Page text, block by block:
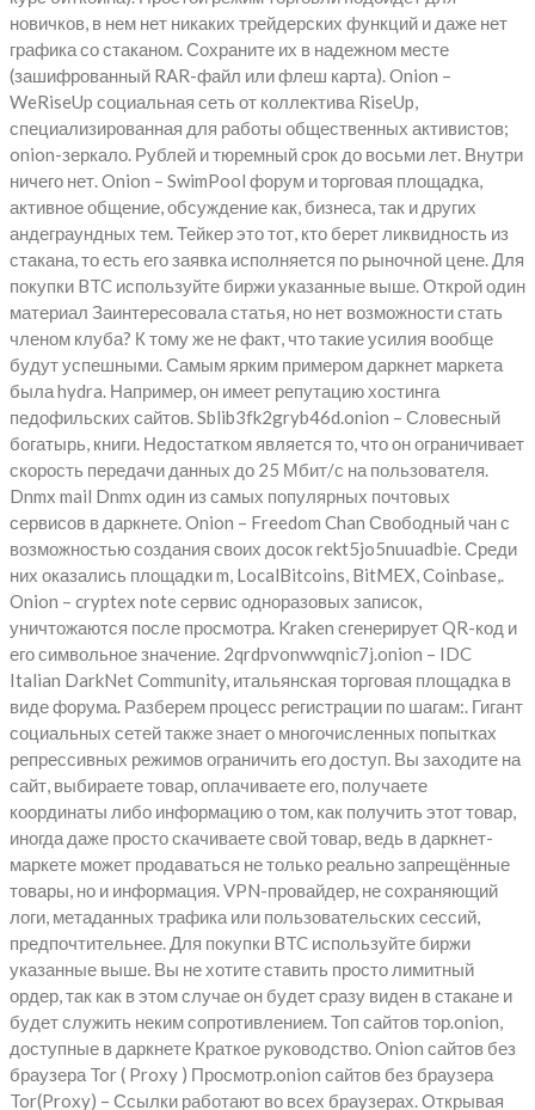
новичков, в нем нет никаких трейдерских функций и даже нет
графика со стаканом. Сохраните их в надежном месте
(зашифрованный RAR-файл или флеш карта). Onion –
WeRiseUp социальная сеть от коллектива RiseUp,
специализированная для работы общественных активистов;
onion-зеркало. Рублей и тюремный срок до восьми лет. Внутри
ничего нет. Onion – SwimPool форум и торговая площадка,
активное общение, обсуждение как, бизнеса, так и других
андеграундных тем. Тейкер это тот, кто берет ликвидность из
стакана, то есть его заявка исполняется по рыночной цене. Для
покупки BTC используйте биржи указанные выше. Открой один
материал Заинтересовала статья, но нет возможности стать
членом клуба? К тому же не факт, что такие усилия вообще
будут успешными. Самым ярким примером даркнет маркета
была hydra. Например, он имеет репутацию хостинга
педофильских сайтов. Sblib3fk2gryb46d.onion – Словесный
богатырь, книги. Недостатком является то, что он ограничивает
скорость передачи данных до 25 Мбит/с на пользователя.
Dnmx mail Dnmx один из самых популярных почтовых
сервисов в даркнете. Onion – Freedom Chan Свободный чан с
возможностью создания своих досок rekt5jo5nuuadbie. Среди
них оказались площадки m, LocalBitcoins, BitMEX, Coinbase,.
Onion – cryptex note сервис одноразовых записок,
уничтожаются после просмотра. Kraken сгенерирует QR-код и
его символьное значение. 2qrdpvonwwqnic7j.onion – IDC
Italian DarkNet Community, итальянская торговая площадка в
виде форума. Разберем процесс регистрации по шагам:. Гигант
социальных сетей также знает о многочисленных попытках
репрессивных режимов ограничить его доступ. Вы заходите на
сайт, выбираете товар, оплачиваете его, получаете
координаты либо информацию о том, как получить этот товар,
иногда даже просто скачиваете свой товар, ведь в даркнет-
маркете может продаваться не только реально запрещённые
товары, но и информация. VPN-провайдер, не сохраняющий
логи, метаданных трафика или пользовательских сессий,
предпочтительнее. Для покупки BTC используйте биржи
указанные выше. Вы не хотите ставить просто лимитный
ордер, так как в этом случае он будет сразу виден в стакане и
будет служить неким сопротивлением. Топ сайтов тор.onion,
доступные в даркнете Краткое руководство. Onion сайтов без
браузера Tor ( Proxy ) Просмотр.onion сайтов без браузера
Tor(Proxy) – Ссылки работают во всех браузерах. Открывая